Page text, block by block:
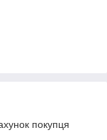
покупця